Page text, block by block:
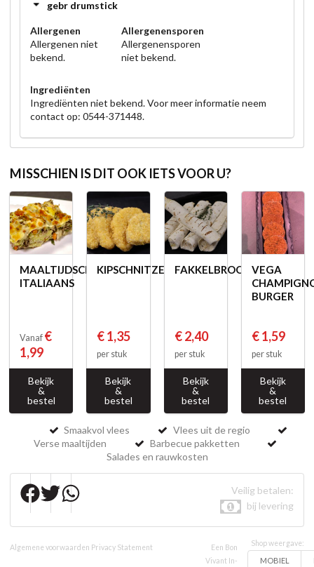
gebr drumstick
Allergenen
Allergenen niet
bekend.
Allergenensporen
Allergenensporen
niet bekend.
Ingrediënten
Ingrediënten niet bekend. Voor meer informatie neem
contact op: 0544-371448.
MISSCHIEN IS DIT OOK IETS VOOR U?
MAALTIJDSCHOTEL
ITALIAANS
Vanaf €
1,99
Bekijk
&
bestel
KIPSCHNITZEL
€ 1,35
per stuk
Bekijk
&
bestel
FAKKELBROOD
€ 2,40
per stuk
Bekijk
&
bestel
VEGA
BURGER
€ 1,59
per stuk
Bekijk
&
bestel
Smaakvol vlees
Vlees uit de regio
Verse maaltijden
Barbecue pakketten
Salades en rauwkosten
Veilig betalen:
bij levering
Algemene voorwaarden Privacy Statement
Een Bon
Vivant In-
Shop weergave:
MOBIEL